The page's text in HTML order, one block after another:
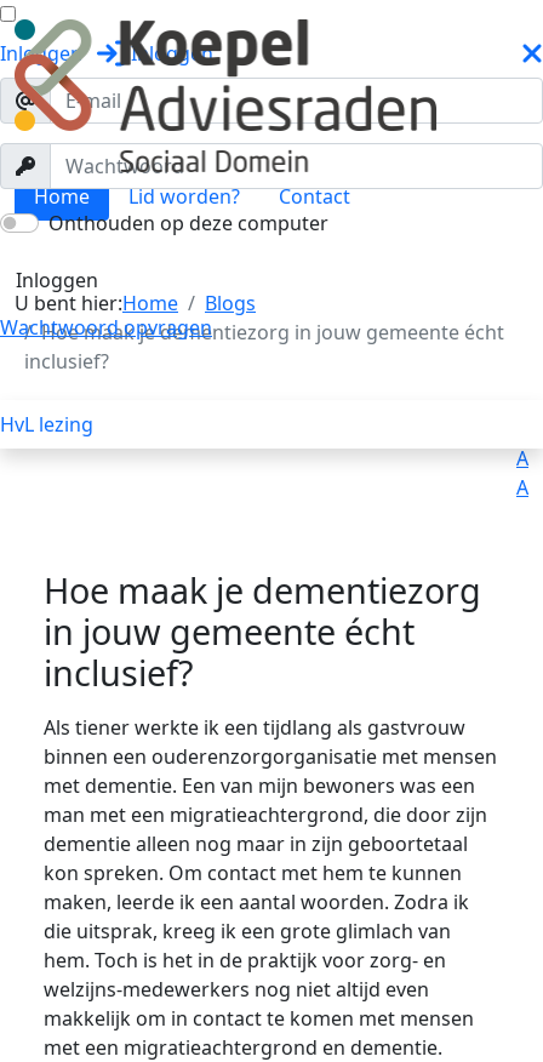
Inloggen Inloggen
Onthouden op deze computer
Inloggen
Wachtwoord opvragen
HvL lezing
Home Lid worden? Contact
U bent hier:Home
Blogs
Hoe maak je dementiezorg in jouw gemeente écht
inclusief?
A
A
Hoe maak je dementiezorg
in jouw gemeente écht
inclusief?
Als tiener werkte ik een tijdlang als gastvrouw
binnen een ouderenzorgorganisatie met mensen
met dementie. Een van mijn bewoners was een
man met een migratieachtergrond, die door zijn
dementie alleen nog maar in zijn geboortetaal
kon spreken. Om contact met hem te kunnen
maken, leerde ik een aantal woorden. Zodra ik
die uitsprak, kreeg ik een grote glimlach van
hem. Toch is het in de praktijk voor zorg- en
welzijns-medewerkers nog niet altijd even
makkelijk om in contact te komen met mensen
met een migratieachtergrond en dementie.